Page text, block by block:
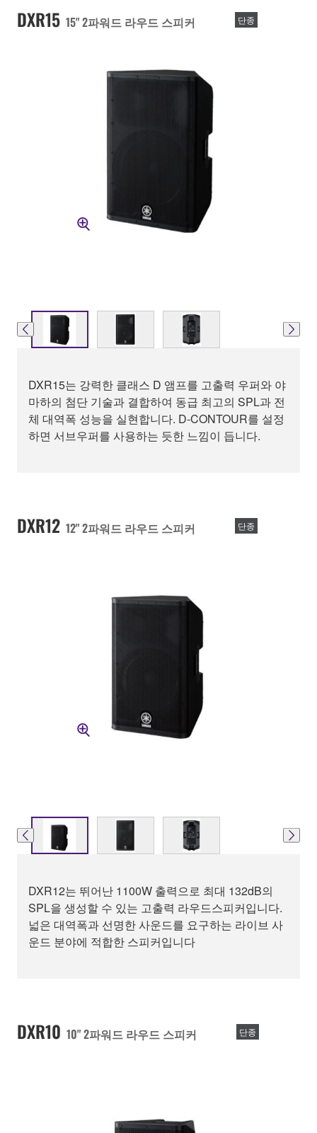
DXR15 15" 2파워드 라우드 스피커 단종
DXR15는 강력한 클래스 D 앰프를 고출력 우퍼와 야
마하의 첨단 기술과 결합하여 동급 최고의 SPL과 전
체 대역폭 성능을 실현합니다. D-CONTOUR를 설정
하면 서브우퍼를 사용하는 듯한 느낌이 듭니다.
DXR12 12" 2파워드 라우드 스피커 단종
DXR12는 뛰어난 1100W 출력으로 최대 132dB의
SPL을 생성할 수 있는 고출력 라우드스피커입니다.
넓은 대역폭과 선명한 사운드를 요구하는 라이브 사
운드 분야에 적합한 스피커입니다
DXR10 10" 2파워드 라우드 스피커 단종